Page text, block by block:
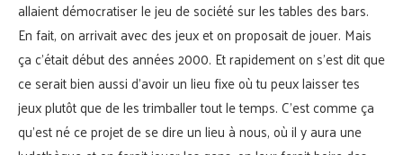
allaient démocratiser le jeu de société sur les tables des bars.
En fait, on arrivait avec des jeux et on proposait de jouer. Mais
ça c’était début des années 2000. Et rapidement on s’est dit que
ce serait bien aussi d’avoir un lieu fixe où tu peux laisser tes
jeux plutôt que de les trimballer tout le temps. C’est comme ça
qu’est né ce projet de se dire un lieu à nous, où il y aura une